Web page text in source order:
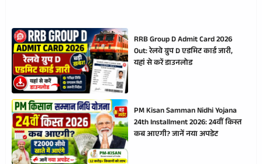
RRB Group D Admit Card 2026
Out: रेलवे ग्रुप D एडमिट कार्ड जारी,
यहां से करें डाउनलोड
PM Kisan Samman Nidhi Yojana
24th Installment 2026: 24वीं किस्त
कब आएगी? जानें नया अपडेट